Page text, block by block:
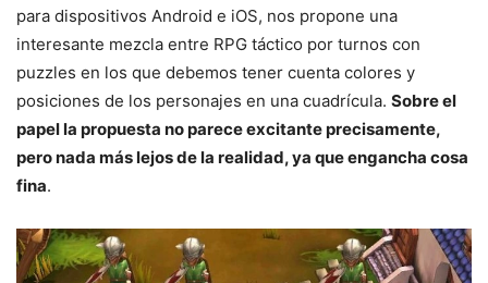
para dispositivos Android e iOS, nos propone una
interesante mezcla entre RPG táctico por turnos con
puzzles en los que debemos tener cuenta colores y
posiciones de los personajes en una cuadrícula. Sobre el
papel la propuesta no parece excitante precisamente,
pero nada más lejos de la realidad, ya que engancha cosa
fina.